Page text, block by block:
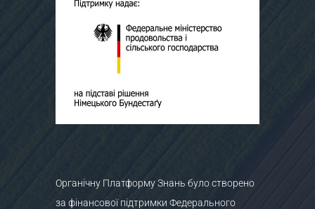
Органічну Платформу Знань було створено
за фінансової підтримки Федерального